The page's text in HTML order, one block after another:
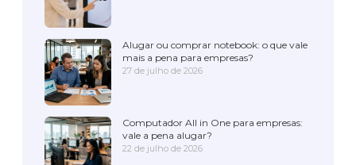
Alugar ou comprar notebook: o que vale
mais a pena para empresas?
27 de julho de 2026
Computador All in One para empresas:
vale a pena alugar?
22 de julho de 2026